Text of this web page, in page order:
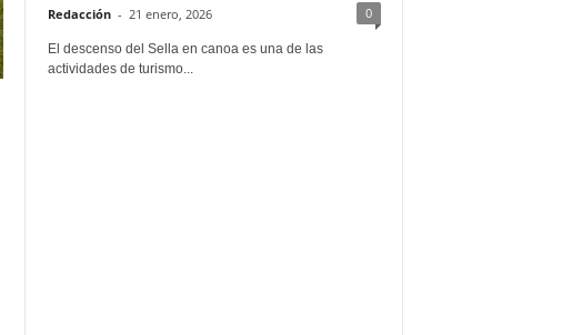
Redacción - 21 enero, 2026 0
El descenso del Sella en canoa es una de las
actividades de turismo...